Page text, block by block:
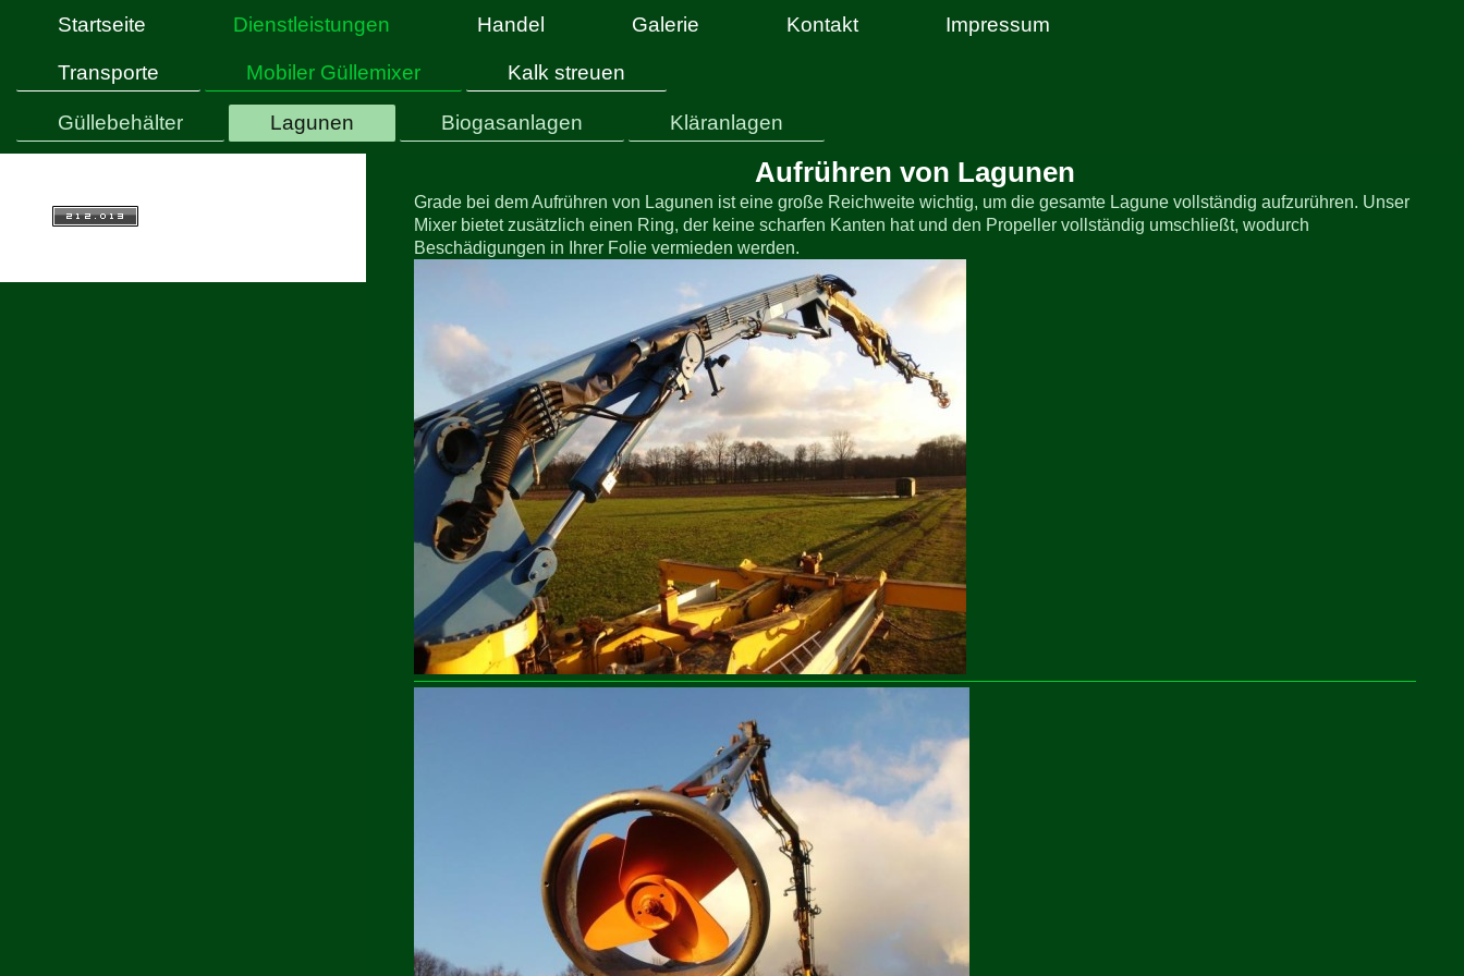
Startseite Dienstleistungen Handel Galerie Kontakt Impressum
Transporte Mobiler Güllemixer Kalk streuen
Güllebehälter Lagunen Biogasanlagen Kläranlagen
Aufrühren von Lagunen
Grade bei dem Aufrühren von Lagunen ist eine große Reichweite wichtig, um die gesamte Lagune vollständig aufzurühren. Unser
Mixer bietet zusätzlich einen Ring, der keine scharfen Kanten hat und den Propeller vollständig umschließt, wodurch
Beschädigungen in Ihrer Folie vermieden werden.